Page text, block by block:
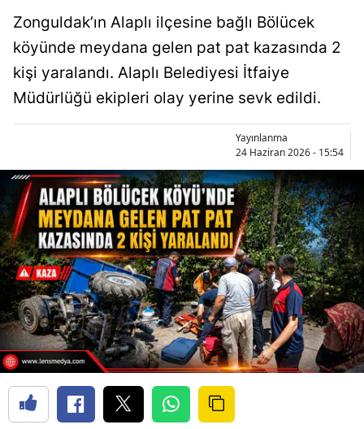
Zonguldak’ın Alaplı ilçesine bağlı Bölücek
köyünde meydana gelen pat pat kazasında 2
kişi yaralandı. Alaplı Belediyesi İtfaiye
Müdürlüğü ekipleri olay yerine sevk edildi.
Yayınlanma
24 Haziran 2026 - 15:54